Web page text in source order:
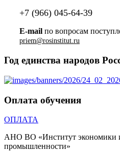
+7 (966) 045-64-39
E-mail по вопросам
Год единства народов
Оплата обучения
ОПЛАТА
АНО ВО «Институт экономики
промышленности»